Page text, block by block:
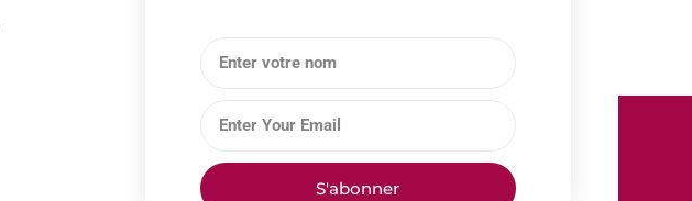
S'abonner